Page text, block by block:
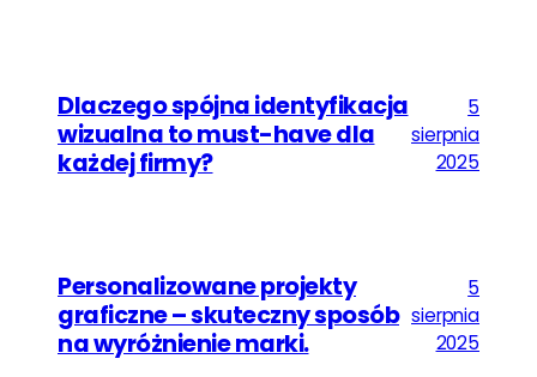
Dlaczego spójna identyfikacja
wizualna to must-have dla
każdej firmy?
5
sierpnia
2025
Personalizowane projekty
graficzne – skuteczny sposób
na wyróżnienie marki.
5
sierpnia
2025